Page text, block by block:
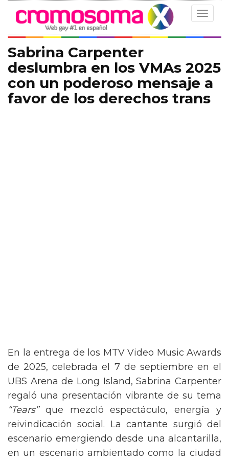
Toggle
Sabrina Carpenter
deslumbra en los VMAs 2025
con un poderoso mensaje a
favor de los derechos trans
En la entrega de los MTV Video Music Awards
de 2025, celebrada el 7 de septiembre en el
UBS Arena de Long Island, Sabrina Carpenter
regaló una presentación vibrante de su tema
“Tears”que mezcló espectáculo, energía y
reivindicación social. La cantante surgió del
escenario emergiendo desde una alcantarilla,
en un escenario ambientado como la ciudad